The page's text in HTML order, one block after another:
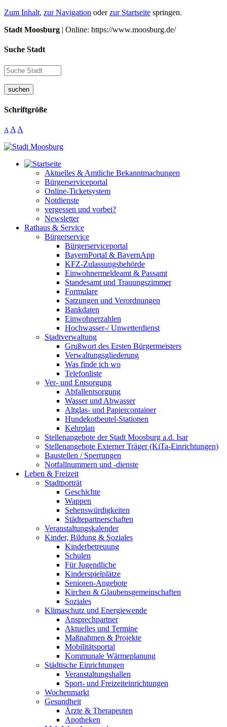
Zum Inhalt, zur Navigation oderzur Startseite springen.
Stadt Moosburg | Online: https://www.moosburg.de/
Suche Stadt
suchen
Schriftgröße
A A A
Aktuelles & Amtliche Bekanntmachungen
Bürgerserviceportal
Online-Ticketsystem
Notdienste
vergessen und vorbei?
Newsletter
Rathaus & Service
Bürgerservice
Bürgerserviceportal
BayernPortal & BayernApp
KFZ-Zulassungsbehörde
Einwohnermeldeamt & Passamt
Standesamt und Trauungszimmer
Formulare
Satzungen und Verordnungen
Bankdaten
Einwohnerzahlen
Hochwasser-/ Unwetterdienst
Stadtverwaltung
Grußwort des Ersten Bürgermeisters
Verwaltungsgliederung
Was finde ich wo
Telefonliste
Ver- und Entsorgung
Abfallentsorgung
Wasser und Abwasser
Altglas- und Papiercontainer
Hundekotbeutel-Stationen
Kehrplan
Stellenangebote der Stadt Moosburg a.d. Isar
Stellenangebote Externer Träger (KiTa-Einrichtungen)
Baustellen / Sperrungen
Notfallnummern und -dienste
Leben & Freizeit
Stadtporträt
Geschichte
Wappen
Sehenswürdigkeiten
Städtepartnerschaften
Veranstaltungskalender
Kinder, Bildung & Soziales
Kinderbetreuung
Schulen
Für Jugendliche
Kinderspielplätze
Senioren-Angebote
Kirchen & Glaubensgemeinschaften
Soziales
Klimaschutz und Energiewende
Ansprechpartner
Aktuelles und Termine
Maßnahmen & Projekte
Mobilitätsportal
Kommunale Wärmeplanung
Städtische Einrichtungen
Veranstaltungshallen
Sport- und Freizeiteinrichtungen
Wochenmarkt
Gesundheit
Ärzte & Therapeuten
Apotheken